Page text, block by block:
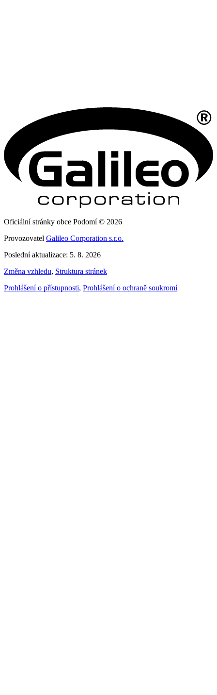
Oficiální stránky obce Podomí © 2026
Provozovatel Galileo Corporation s.r.o.
Poslední aktualizace: 5. 8. 2026
Změna vzhledu, Struktura stránek
Prohlášení o přístupnosti, Prohlášení o ochraně soukromí